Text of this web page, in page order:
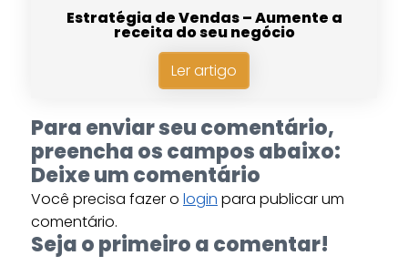
Estratégia de Vendas – Aumente a
receita do seu negócio
Ler artigo
Para enviar seu comentário,
preencha os campos abaixo:
Deixe um comentário
Você precisa fazer o login para publicar um
comentário.
Seja o primeiro a comentar!